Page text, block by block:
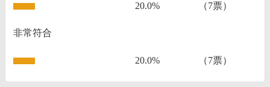
20.0% （7票）
非常符合
20.0% （7票）